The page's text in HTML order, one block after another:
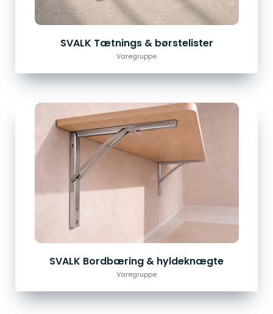
SVALK Tætnings & børstelister
Varegruppe
SVALK Bordbæring & hyldeknægte
Varegruppe